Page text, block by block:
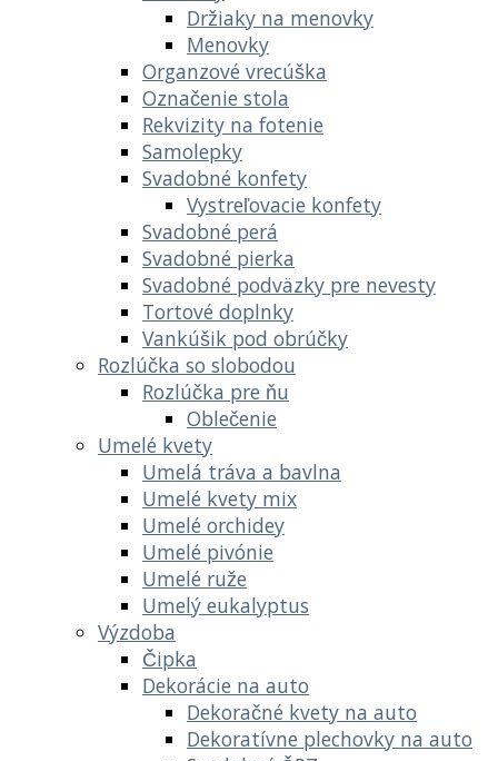
Držiaky na menovky
Menovky
Organzové vrecúška
Označenie stola
Rekvizity na fotenie
Samolepky
Svadobné konfety
Vystreľovacie konfety
Svadobné perá
Svadobné pierka
Svadobné podväzky pre nevesty
Tortové doplnky
Vankúšik pod obrúčky
Rozlúčka so slobodou
Rozlúčka pre ňu
Oblečenie
Umelé kvety
Umelá tráva a bavlna
Umelé kvety mix
Umelé orchidey
Umelé pivónie
Umelé ruže
Umelý eukalyptus
Výzdoba
Čipka
Dekorácie na auto
Dekoračné kvety na auto
Dekoratívne plechovky na auto